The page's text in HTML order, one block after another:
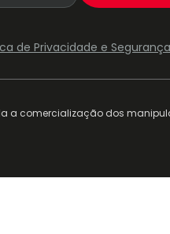
de Privacidade e Segurança
a comercialização dos